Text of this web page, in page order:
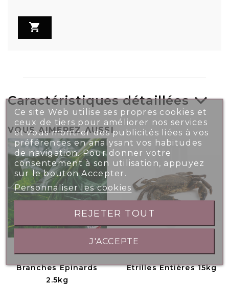

Caractéristiques détaillées
VOUS AIMEREZ AUSSI
Branches Epinards
2.5kg
Etrilles Entières 15kg
Ce site Web utilise ses propres cookies et
ceux de tiers pour améliorer nos services
et vous montrer des publicités liées à vos
préférences en analysant vos habitudes
de navigation. Pour donner votre
consentement à son utilisation, appuyez
sur le bouton Accepter.
Personnaliser les cookies
REJETER TOUT
J'ACCEPTE